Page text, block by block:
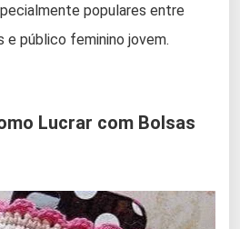
populares entre
e público feminino jovem.
Lucrar com Bolsas